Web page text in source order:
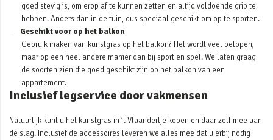
goed stevig is, om erop af te kunnen zetten en altijd voldoende grip te
hebben. Anders dan in de tuin, dus speciaal geschikt om op te sporten.
Geschikt voor op het balkon
Gebruik maken van kunstgras op het balkon? Het wordt veel belopen,
maar op een heel andere manier dan bij sport en spel. We laten graag
de soorten zien die goed geschikt zijn op het balkon van een
appartement.
Inclusief legservice door vakmensen
Natuurlijk kunt u het kunstgras in ’t Vlaandertje kopen en daar zelf mee aan
de slag. Inclusief de accessoires leveren we alles mee dat u erbij nodig